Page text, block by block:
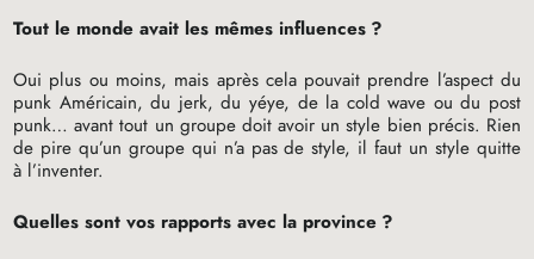
Tout le monde avait les mêmes influences ?
Oui plus ou moins, mais après cela pouvait prendre l’aspect du
punk Américain, du jerk, du yéye, de la cold wave ou du post
punk… avant tout un groupe doit avoir un style bien précis. Rien
de pire qu’un groupe qui n’a pas de style, il faut un style quitte
à l’inventer.
Quelles sont vos rapports avec la province ?